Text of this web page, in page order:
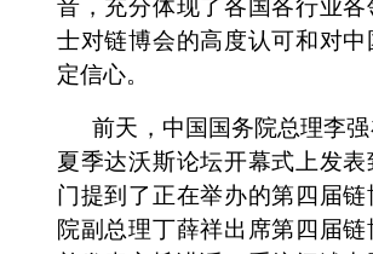
音，充分体现了各国各行业各
士对链博会的高度认可和对中
定信心。
前天，中国国务院总理李
夏季达沃斯论坛开幕式上发
门提到了正在举办的第四届
院副总理丁薛祥出席第四届